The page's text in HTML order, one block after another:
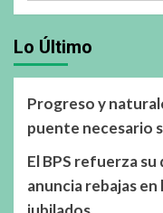
Lo Último
Progreso y
puente necesario
El BPS refuerza
anuncia rebajas